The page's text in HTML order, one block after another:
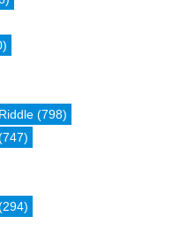
Riddle (798)